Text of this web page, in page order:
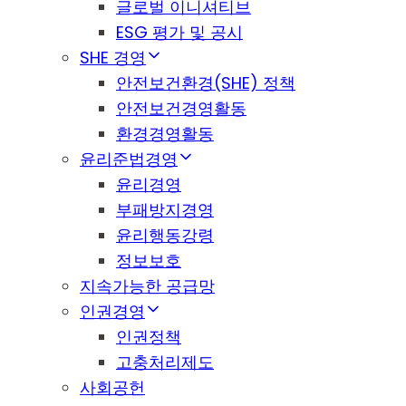
글로벌 이니셔티브
ESG 평가 및 공시
SHE 경영
안전보건환경(SHE) 정책
안전보건경영활동
환경경영활동
윤리준법경영
윤리경영
부패방지경영
윤리행동강령
정보보호
지속가능한 공급망
인권경영
인권정책
고충처리제도
사회공헌